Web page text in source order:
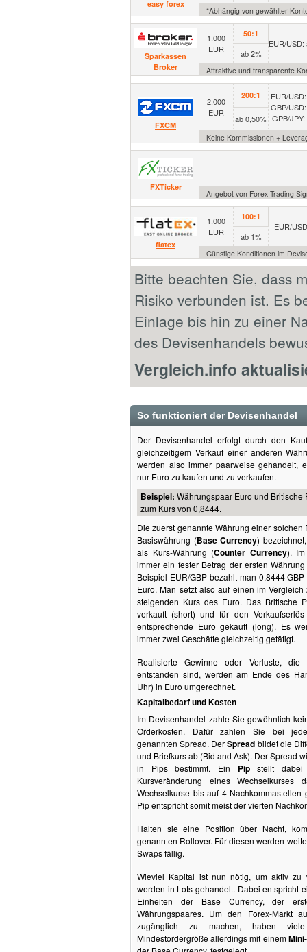
Bitte beachten Sie, dass
Risiko verbunden ist. Es
Einlage bis hin zu einer
des Devisenhandels
Vergleich.info
easy forex
*Abhängig von gewählter
Sparkassen
Broker
1.000
EUR
50:1
EUR/USD:
ab 2%
Attraktive und transparente
FXCM
2.000
EUR
200:1
EUR/
GBP/
GPB/JPY:
ab 0,50%
Keine Kommissionen +
FXTicker
Angebot von Forex Trading
flatex
1.000
EUR
100:1
EUR/
ab 1%
Günstige Konditionen im
So funktioniert der Devisenhandel
Der Devisenhandel erfolgt durch den
gleichzeitigem Verkauf einer anderen
werden also immer paarweise gehandelt,
nur Euro zu kaufen und zu verkaufen.
Beispiel: Währungspaar Euro und Britische
zum Kurs von 0,8444.
Die zuerst genannte Währung einer solchen
Basiswährung (Base Currency)
als Kurs-Währung (Counter Currency). Im
immer ein fester Betrag der ersten
Beispiel EUR/GBP bezahlt man 0,8444
Euro. Man setzt also auf einen im
steigenden Kurs des Euro. Das Britische
verkauft (short) und für den
entsprechende Euro gekauft (long). Es
immer zwei Geschäfte gleichzeitig getätigt.
Realisierte Gewinne oder Verluste, die
entstanden sind, werden am Ende des
Uhr) in Euro umgerechnet.
Kapitalbedarf und Kosten
Im Devisenhandel zahle Sie gewöhnlich
Orderkosten. Dafür zahlen Sie bei
genannten Spread. DerSpread bildet die
und Briefkurs ab (Bid and Ask). Der Spread
in Pips bestimmt. Ein Pipstellt dabei
Kursveränderung eines Wechselkurses
Wechselkurse bis auf 4 Nachkommastellen
Pip entspricht somit meist der vierten
Halten sie eine Position über Nacht,
genannten Rollover. Für diesen werden
Swaps fällig.
Wieviel Kapital ist nun nötig, um aktiv zu
werden in Lots gehandelt. Dabei entspricht
Einheiten der Base Currency, der
Währungspaares. Um den Forex-Markt
zugänglich zu machen, haben
Mindestordergröße allerdings mit einem